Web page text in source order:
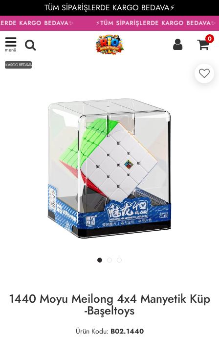
TÜM SİPARİŞLERDE KARGO BEDAVA⚡
KARGO BEDAVA✨ ⚡TÜM SİPARİŞLERDE KARGO BEDAVA✨
menü
0
KARGO BEDAVA
1440 Moyu Meilong 4x4 Manyetik Küp
-Başeltoys
Ürün Kodu: B02.1440